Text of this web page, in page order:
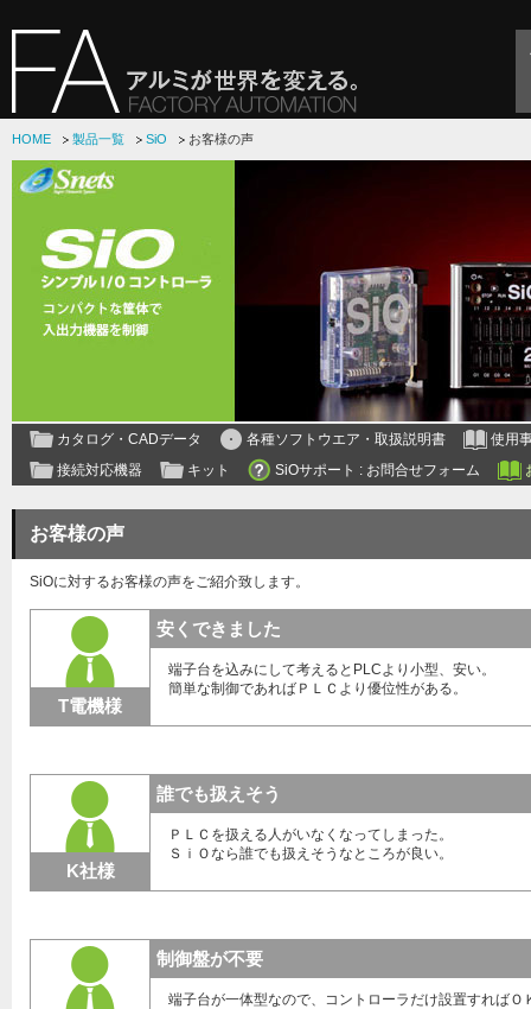
HOME 製品一覧 SiO お客様の声
カタログ・CADデータ 各種ソフトウエア・取扱説明書
使用
接続対応機器
キット SiOサポート : お問合せフォーム
お客様の声
SiOに対するお客様の声をご紹介致します。
T電機様
安くできました
端子台を込みにして考えるとPLCより小型、安い。
簡単な制御であればＰＬＣより優位性がある。
K社様
誰でも扱えそう
ＰＬＣを扱える人がいなくなってしまった。
ＳｉＯなら誰でも扱えそうなところが良い。
制御盤が不要
端子台が一体型なので、コントローラだけ設置すればＯ